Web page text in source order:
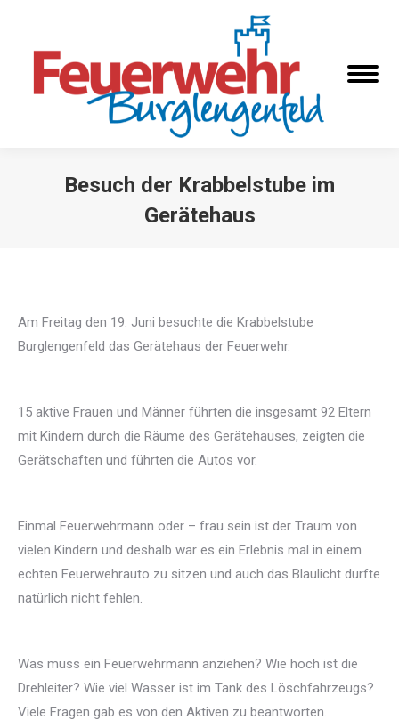
Besuch der Krabbelstube im
Gerätehaus
Am Freitag den 19. Juni besuchte die Krabbelstube
Burglengenfeld das Gerätehaus der Feuerwehr.
15 aktive Frauen und Männer führten die insgesamt 92 Eltern
mit Kindern durch die Räume des Gerätehauses, zeigten die
Gerätschaften und führten die Autos vor.
Einmal Feuerwehrmann oder – frau sein ist der Traum von
vielen Kindern und deshalb war es ein Erlebnis mal in einem
echten Feuerwehrauto zu sitzen und auch das Blaulicht durfte
natürlich nicht fehlen.
Was muss ein Feuerwehrmann anziehen? Wie hoch ist die
Drehleiter? Wie viel Wasser ist im Tank des Löschfahrzeugs?
Viele Fragen gab es von den Aktiven zu beantworten.